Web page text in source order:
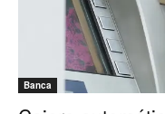
Banca